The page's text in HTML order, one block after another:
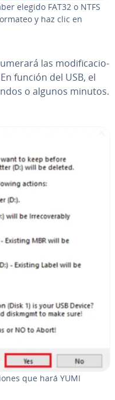
elegido FAT32 o NTFS
y haz clic en
las mo­di­fi­ca­cio­
función del USB, el
o algunos minutos.
que hará YUMI